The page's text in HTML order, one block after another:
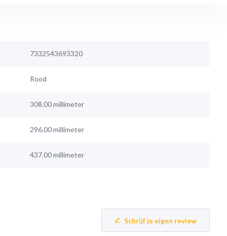
7332543693320
Rood
308.00 millimeter
296.00 millimeter
437.00 millimeter
Schrijf je eigen review